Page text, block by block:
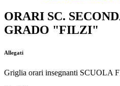
ORARI SC.
GRADO "FILZI"
Allegati
Griglia orari insegnanti SCUOLA